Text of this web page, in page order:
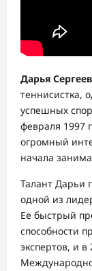
Дарья
теннисистка,
успешных
февраля 1997
огромный
начала
Талант Дарьи
одной из
Ее быстрый
способности
экспертов, и